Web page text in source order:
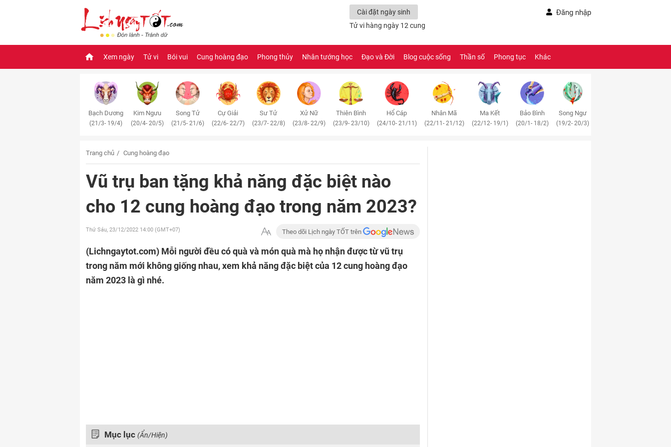
Cài đặt ngày sinh Đăng nhập
Tử vi hàng ngày 12 cung
Xem ngày Tử vi Bói vui Cung hoàng đạo Phong thủy Nhân tướng học Đạo và Đời Blog cuộc sống Thần số Phong tục Khác
Bạch Dương
(21/3- 19/4)
Kim Ngưu
(20/4- 20/5)
Song Tử
(21/5- 21/6)
Cự Giải
(22/6- 22/7)
Sư Tử
(23/7- 22/8)
Xử Nữ
(23/8- 22/9)
Thiên Bình
(23/9- 23/10)
Hổ Cáp
(24/10- 21/11)
Nhân Mã
(22/11- 21/12)
Ma Kết
(22/12- 19/1)
Bảo Bình
(20/1- 18/2)
Song Ngư
(19/2- 20/3)
Trang chủ Cung hoàng đạo
Vũ trụ ban tặng khả năng đặc biệt nào
cho 12 cung hoàng đạo trong năm 2023?
Thứ Sáu, 23/12/2022 14:00 (GMT+07) Theo dõi Lịch ngày TỐT trên
(Lichngaytot.com) Mỗi người đều có quà và món quà mà họ nhận được từ vũ trụ
trong năm mới không giống nhau, xem khả năng đặc biệt của 12 cung hoàng đạo
năm 2023 là gì nhé.
Mục lục (Ẩn/Hiện)